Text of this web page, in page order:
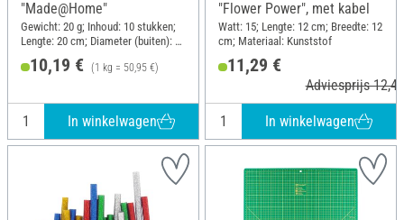
"Made@Home"
Gewicht: 20 g; Inhoud: 10 stukken;
Lengte: 20 cm; Diameter (buiten): 11
10,19 € (1 kg = 50,95 €)
In winkelwagen
"Flower Power", met kabel
Watt: 15; Lengte: 12 cm; Breedte: 12
cm; Materiaal: Kunststof
11,29 €
Adviesprijs
In winkelwagen